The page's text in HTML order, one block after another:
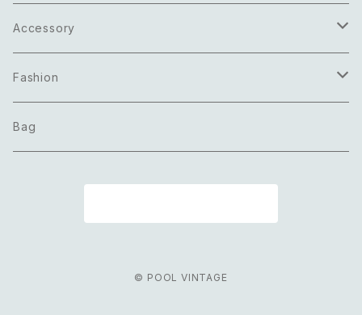
Accessory
Necklace
Pierce
Fashion
Tops
Bag
© POOL VINTAGE